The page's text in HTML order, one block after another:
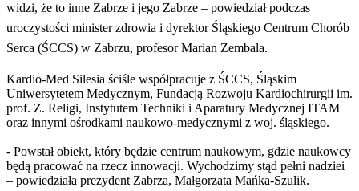
widzi, że to inne Zabrze i jego Zabrze – powiedział podczas
uroczystości minister zdrowia i dyrektor Śląskiego Centrum Chorób
Serca (ŚCCS) w Zabrzu, profesor Marian Zembala.
Kardio-Med Silesia ściśle współpracuje z ŚCCS, Śląskim
Uniwersytetem Medycznym, Fundacją Rozwoju Kardiochirurgii im.
prof. Z. Religi, Instytutem Techniki i Aparatury Medycznej ITAM
oraz innymi ośrodkami naukowo-medycznymi z woj. śląskiego.
- Powstał obiekt, który będzie centrum naukowym, gdzie naukowcy
będą pracować na rzecz innowacji. Wychodzimy stąd pełni nadziei
– powiedziała prezydent Zabrza, Małgorzata Mańka-Szulik.